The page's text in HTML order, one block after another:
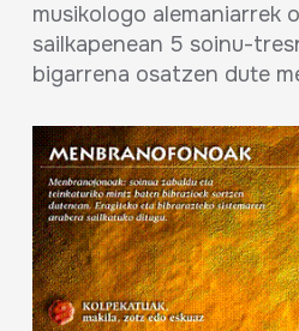
musikologo alemaniarrek
sailkapenean 5 soinu-
bigarrena osatzen dute